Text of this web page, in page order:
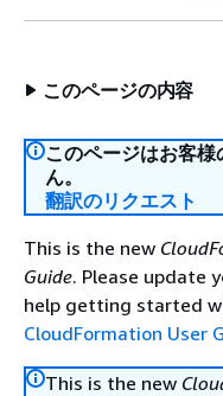
このページの内容
このページはお客
ん。
翻訳のリクエスト
This is the new
Guide. Please update
help getting started
CloudFormation User
This is the new